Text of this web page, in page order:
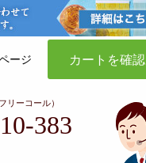
ージ カートを確認
リーコール）
383